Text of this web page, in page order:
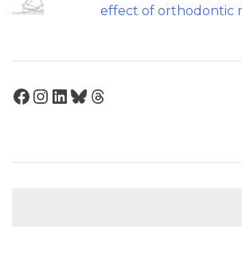
effect of orthodontic
Facebook
Instagram
LinkedIn
Bluesky
Threads